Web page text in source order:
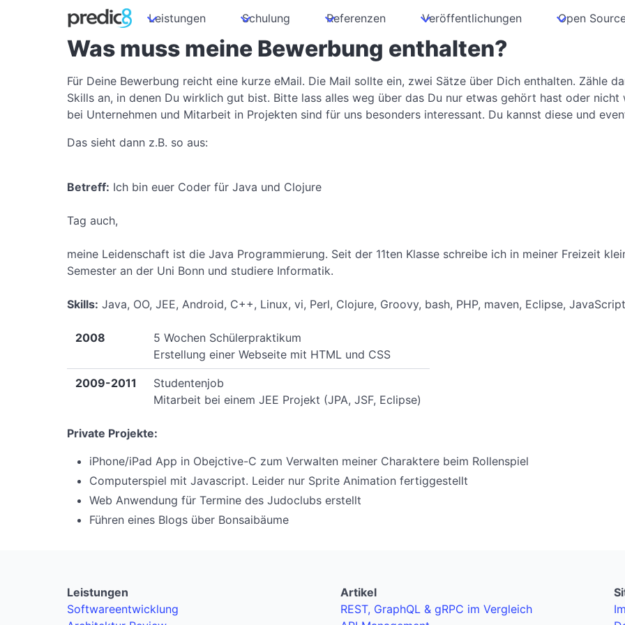
Leistungen Schulung Referenzen Veröffentlichungen Open
Was muss meine Bewerbung enthalten?
Für Deine Bewerbung reicht eine kurze eMail. Die Mail sollte ein, zwei Sätze über Dich enthalten. Zähle
Skills an, in denen Du wirklich gut bist. Bitte lass alles weg über das Du nur etwas gehört hast oder
bei Unternehmen und Mitarbeit in Projekten sind für uns besonders interessant. Du kannst diese und
Das sieht dann z.B. so aus:
Betreff: Ich bin euer Coder für Java und Clojure
Tag auch,
meine Leidenschaft ist die Java Programmierung. Seit der 11ten Klasse schreibe ich in meiner Freizeit
Semester an der Uni Bonn und studiere Informatik.
Skills: Java, OO, JEE, Android, C++, Linux, vi, Perl, Clojure, Groovy, bash, PHP, maven, Eclipse,
2008
5 Wochen Schülerpraktikum
Erstellung einer Webseite mit HTML und CSS
2009-2011
Studentenjob
Mitarbeit bei einem JEE Projekt (JPA, JSF, Eclipse)
Private Projekte:
iPhone/iPad App in Obejctive-C zum Verwalten meiner Charaktere beim Rollenspiel
Computerspiel mit Javascript. Leider nur Sprite Animation fertiggestellt
Web Anwendung für Termine des Judoclubs erstellt
Führen eines Blogs über Bonsaibäume
Leistungen
Softwareentwicklung
Artikel
REST, GraphQL & gRPC im Vergleich